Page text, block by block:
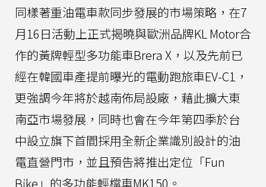
同樣著重油電車款同步發展的市場策略，在7
月16日活動上正式揭曉與歐洲品牌KL Motor合
作的黃牌輕型多功能車Brera X，以及先前已
經在韓國車產提前曝光的電動跑旅車EV-C1，
更強調今年將於越南佈局設廠，藉此擴大東
南亞市場發展，同時也會在今年第四季於台
中設立旗下首間採用全新企業識別設計的油
電直營門市，並且預告將推出定位「Fun
Bike」的多功能輕檔車MK150。